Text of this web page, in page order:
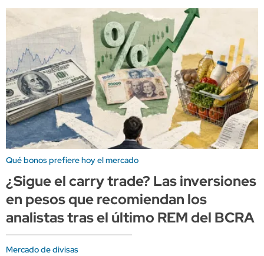
Qué bonos prefiere hoy el mercado
¿Sigue el carry trade? Las inversiones
en pesos que recomiendan los
analistas tras el último REM del BCRA
Mercado de divisas